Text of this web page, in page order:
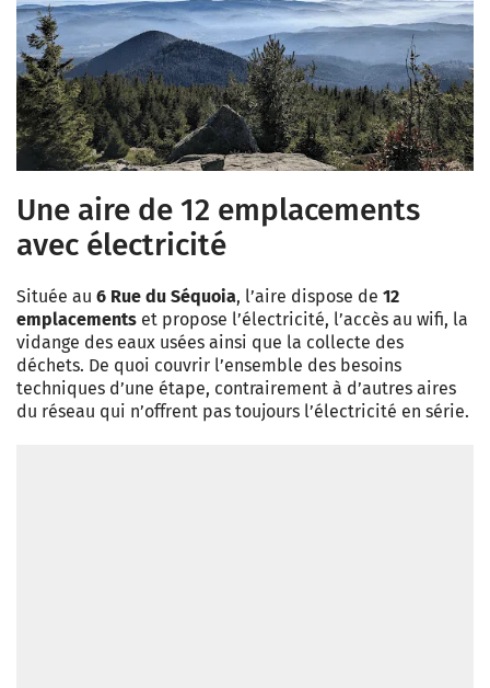
Une aire de 12 emplacements
avec électricité
Située au 6 Rue du Séquoia, l’aire dispose de 12
emplacements et propose l’électricité, l’accès au wifi, la
vidange des eaux usées ainsi que la collecte des
déchets. De quoi couvrir l’ensemble des besoins
techniques d’une étape, contrairement à d’autres aires
du réseau qui n’offrent pas toujours l’électricité en série.